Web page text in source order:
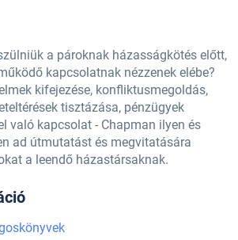
a pároknak házasságkötés előtt,
kapcsolatnak nézzenek elébe?
kifejezése, konfliktusmegoldás,
tisztázása, pénzügyek
való kapcsolat - Chapman ilyen és
ad útmutatást és megvitatására
a leendő házastársaknak.